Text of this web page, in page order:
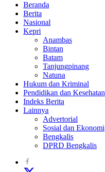
Beranda
Berita
Nasional
Kepri
Anambas
Bintan
Batam
Tanjungpinang
Natuna
Hukum dan Kriminal
Pendidikan dan Kesehatan
Indeks Berita
Lainnya
Advertorial
Sosial dan Ekonomi
Bengkalis
DPRD Bengkalis